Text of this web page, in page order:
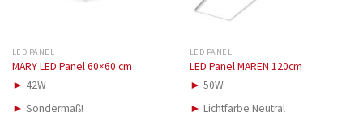
LED PANEL
MARY LED Panel 60×60 cm
► 42W
► Sondermaß!
LED PANEL
LED Panel MAREN 120cm
► 50W
► Lichtfarbe Neutral